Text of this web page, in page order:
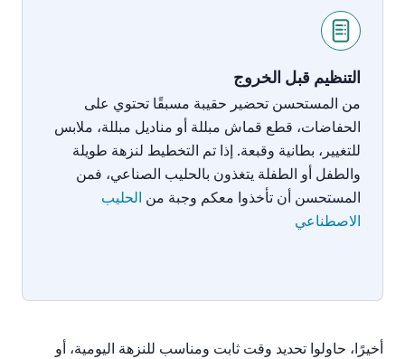
التنظيم قبل الخروج
من المستحسن تحضير حقيبة مسبقًا تحتوي على
الحفاضات، قطع قماش مبللة أو مناديل مبللة، ملابس
للتغيير، بطانية وقبعة. إذا تم التخطيط لنزهة طويلة
والطفل أو الطفلة يتغذون بالحليب الصناعي، فمن
المستحسن أن تأخذوا معكم وجبة من الحليب
الاصطناعي
أخيرًا، حاولوا تحديد وقت ثابت ومناسب للنزهة اليومية، أو